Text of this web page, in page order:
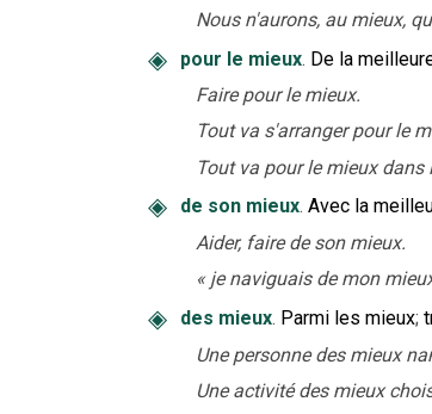
Nous n'aurons, au mieux,
◈ pour le mieux. De la
Faire pour le mieux.
Tout va s'arranger pour le
Tout va pour le mieux
◈ de son mieux. Avec la
Aider, faire de son mieux.
« je naviguais de mon
◈ des mieux. Parmi les mieux;
Une personne des mieux
Une activité des mieux